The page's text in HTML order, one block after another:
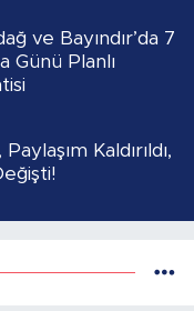
ve Bayındır’da 7
Günü Planlı
Kaldırıldı,